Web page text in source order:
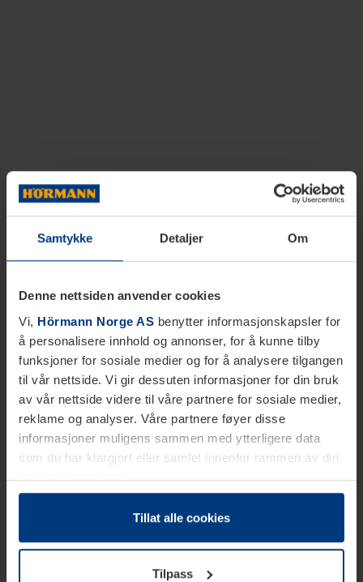
Samtykke Detaljer Om
Denne nettsiden anvender cookies
Vi, Hörmann Norge AS benytter informasjonskapsler for
å personalisere innhold og annonser, for å kunne tilby
funksjoner for sosiale medier og for å analysere tilgangen
til vår nettside. Vi gir dessuten informasjoner for din bruk
av vår nettside videre til våre partnere for sosiale medier,
reklame og analyser. Våre partnere føyer disse
informasjoner muligens sammen med ytterligere data
som du har klargjort eller samlet innenfor rammen av din
bruk av tjenestene.
Etter loven kan vi lagre informasjonskapsler på din
datamaskin, hvis disse er absolutt nødvendig for drift av
trenger vi din tillatelse. Du kan når som helst endre eller
tilbakekalle ditt samtykke i forklaringen av
Tillat alle cookies
Tilpass